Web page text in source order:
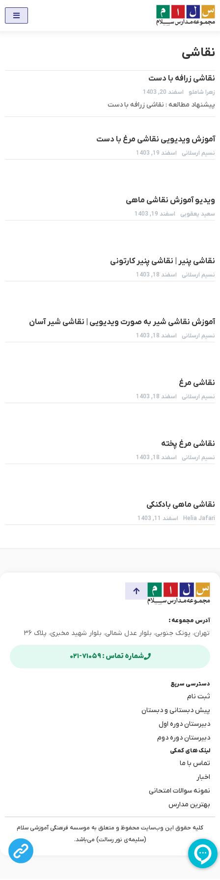
نقاشی
نقاشی زرافه با دست
زهرا شاملو اسفند 20, 1403
پیشنهاد مطالعه : نقاشی زرافه با دست
آموزش ویدیویی نقاشی مرغ با دست
نسیم ارسلانی اسفند 19, 1403
ویدیو آموزش نقاشی ماهی
سعید یعقوبی اسفند 19, 1403
نقاشی پنیر | نقاشی پنیر کارتونی
نسیم ارسلانی اسفند 18, 1403
آموزش نقاشی شیر به صورت ویدیویی | نقاشی شیر آسان
نسیم ارسلانی اسفند 18, 1403
نقاشی مرغ
نسیم ارسلانی اسفند 18, 1403
نقاشی مرغ پخته
نسیم ارسلانی اسفند 18, 1403
نقاشی ماهی بادکنکی
Helia Jafari اسفند 11, 1403
آدرس مجموعه :
تهران، پونک جنوبی، بلوار عدل شمالی، بلوار شهید مخبری، پلاک ۳۶
شماره تماس : ۷۱۰۵۹-۰۲۱
دسترسی سریع
ثبت نام
پیش دبستانی و دبستان
دبیرستان دوره اول
دبیرستان دوره دوم
لینک های کمکی
تماس با ما
اخبار
نمونه سوالات امتحانی
بهترین مدارس
کلیه حقوق این وب‌سایت محفوظ و متعلق به موسسه فرهنگی آموزشی سلام
(سلیمه‌ی نور رسالت) می‌باشد.